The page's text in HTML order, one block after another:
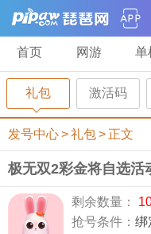
首页 网游 单
礼包 激活码
发号中心>礼包> 正文
极无双2彩金将自选活
剩余数量：
抢号条件： 绑